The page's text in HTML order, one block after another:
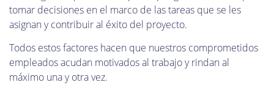
tomar decisiones en el marco de las tareas que se les
asignan y contribuir al éxito del proyecto.
Todos estos factores hacen que nuestros comprometidos
empleados acudan motivados al trabajo y rindan al
máximo una y otra vez.